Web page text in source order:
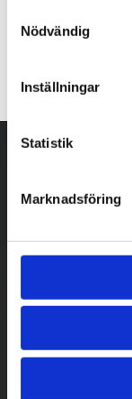
c
Nödvändig
Inställningar
Statistik
Marknadsföring